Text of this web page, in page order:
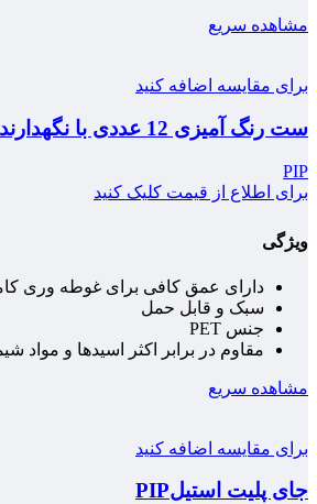
مشاهده سریع
برای مقایسه اضافه کنید
ست رنگ آمیزی 12 عددی با نگهدارنده فلزی
PIP
برای اطلاع از قیمت کلیک کنید
ویژگی
دارای عمق کافی برای غوطه وری
سبک و قابل حمل
جنس PET
مقاوم در برابر اکثر اسیدها و مواد
مشاهده سریع
برای مقایسه اضافه کنید
جای پلیت استیلPIP